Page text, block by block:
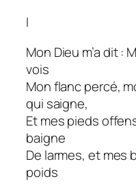
I
Mon Dieu m’a dit :
vois
Mon flanc percé,
qui saigne,
Et mes pieds
baigne
De larmes, et mes
poids